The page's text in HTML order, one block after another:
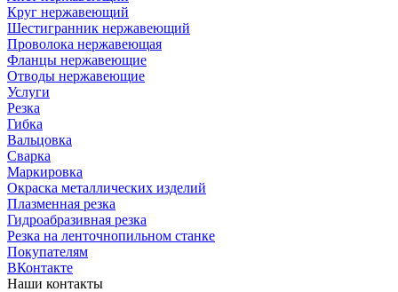
Круг нержавеющий
Шестигранник нержавеющий
Проволока нержавеющая
Фланцы нержавеющие
Отводы нержавеющие
Услуги
Резка
Гибка
Вальцовка
Сварка
Маркировка
Окраска металлических изделий
Плазменная резка
Гидроабразивная резка
Резка на ленточнопильном станке
Покупателям
ВКонтакте
Наши контакты